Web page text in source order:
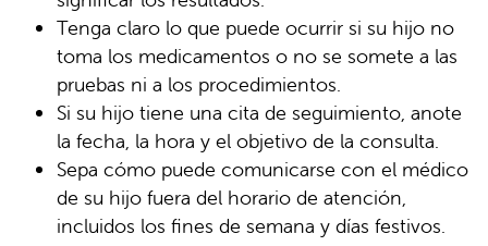
Tenga claro lo que puede ocurrir si su hijo no
toma los medicamentos o no se somete a las
pruebas ni a los procedimientos.
Si su hijo tiene una cita de seguimiento, anote
la fecha, la hora y el objetivo de la consulta.
Sepa cómo puede comunicarse con el médico
de su hijo fuera del horario de atención,
incluidos los fines de semana y días festivos.